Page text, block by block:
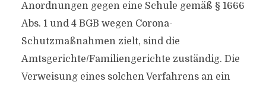
Anordnungen gegen eine Schule gemäß § 1666
Abs. 1 und 4 BGB wegen Corona-
Schutzmaßnahmen zielt, sind die
Amtsgerichte/Familiengerichte zuständig. Die
Verweisung eines solchen Verfahrens an ein